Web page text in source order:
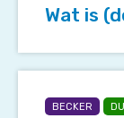
van)Wat is
BECKER